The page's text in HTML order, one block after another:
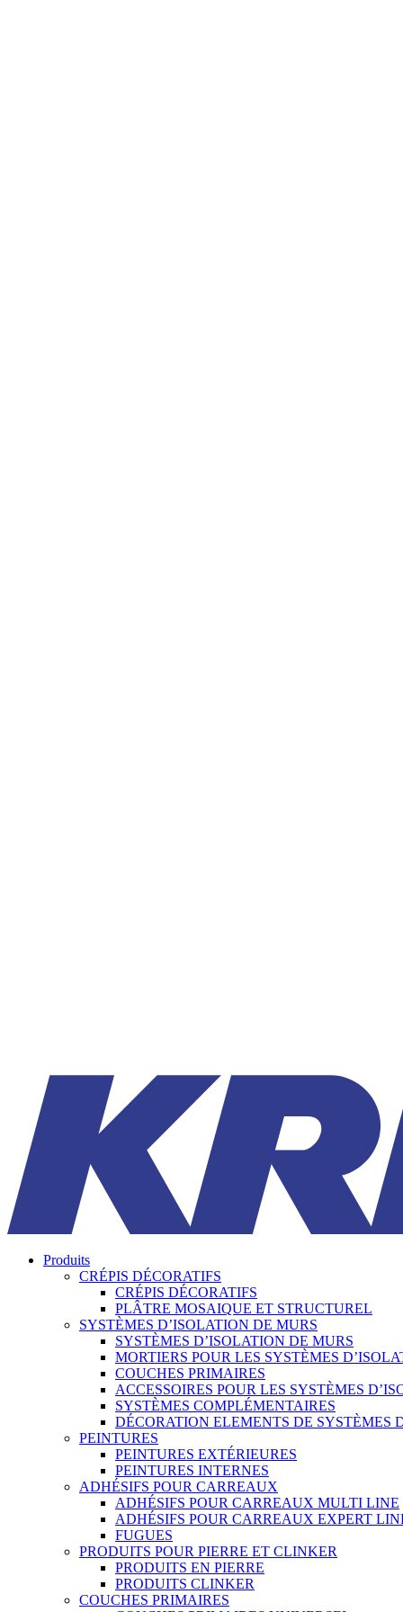
Produits
CRÉPIS DÉCORATIFS
CRÉPIS DÉCORATIFS
PLÂTRE MOSAIQUE ET STRUCTUREL
SYSTÈMES D’ISOLATION DE MURS
SYSTÈMES D’ISOLATION DE MURS
MORTIERS POUR LES SYSTÈMES
COUCHES PRIMAIRES
ACCESSOIRES POUR LES SYSTÈMES
SYSTÈMES COMPLÉMENTAIRES
DÉCORATION ELEMENTS DE SYSTÈMES
PEINTURES
PEINTURES EXTÉRIEURES
PEINTURES INTERNES
ADHÉSIFS POUR CARREAUX
ADHÉSIFS POUR CARREAUX MULTI LINE
ADHÉSIFS POUR CARREAUX EXPERT
FUGUES
PRODUITS POUR PIERRE ET CLINKER
PRODUITS EN PIERRE
PRODUITS CLINKER
COUCHES PRIMAIRES